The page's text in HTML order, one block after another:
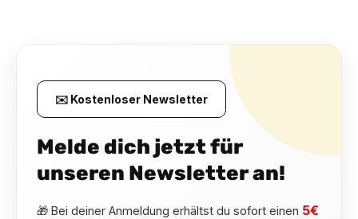
✉️ Kostenloser Newsletter
Melde dich jetzt für
unseren Newsletter an!
🎁 Bei deiner Anmeldung erhältst du sofort einen 5€